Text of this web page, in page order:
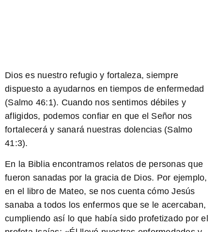
Dios es nuestro refugio y fortaleza, siempre
dispuesto a ayudarnos en tiempos de enfermedad
(Salmo 46:1). Cuando nos sentimos débiles y
afligidos, podemos confiar en que el Señor nos
fortalecerá y sanará nuestras dolencias (Salmo
41:3).
En la Biblia encontramos relatos de personas que
fueron sanadas por la gracia de Dios. Por ejemplo,
en el libro de Mateo, se nos cuenta cómo Jesús
sanaba a todos los enfermos que se le acercaban,
cumpliendo así lo que había sido profetizado por el